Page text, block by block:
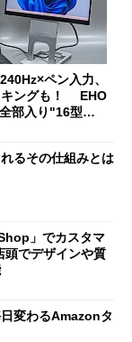
ペン入力、
キングも！ EHO
部入り"16型モ
るその仕組みとは
」でカスタマ
でデザインや質
日変わるAmazonタ